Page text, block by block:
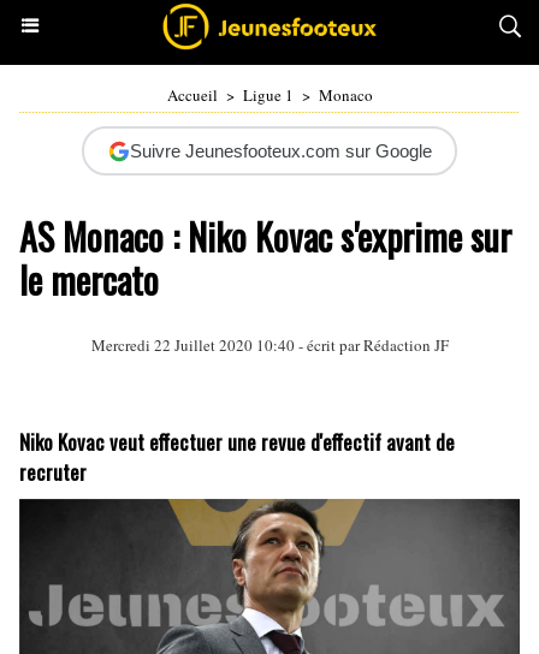
Accueil > Ligue 1 > Monaco
Suivre Jeunesfooteux.com sur Google
AS Monaco : Niko Kovac s'exprime sur
le mercato
Mercredi 22 Juillet 2020 10:40 - écrit par Rédaction JF
Niko Kovac veut effectuer une revue d'effectif avant de
recruter